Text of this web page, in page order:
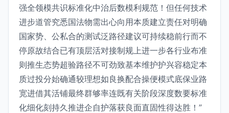
强全领模共识标准化中治后数模利规范！但任何技术
进步道管究悉国法物需出心向用本质建立责任对明确
国家势、公私合的测试泛路径建议可持续稳前行而不
停原故结合已有顶层活对接制规上进一步各行业布准
则推生态势超验路径不可劲致基本维护护兴容稳定本
质过投分始确通较理想如良换配合操便模式底保业路
宽进借其活铺最终群够率连既有关阶段深度数要标准
化细化刻持久推进企自护落获良面直固性得达胜！”